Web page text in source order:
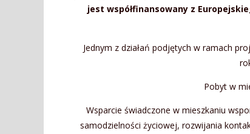
jest współfinansowany z
Jednym z działań podjętych w ramach
Pobyt w
Wsparcie świadczone w mieszkaniu
samodzielności życiowej, rozwijania